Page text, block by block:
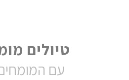
טיולים
עם